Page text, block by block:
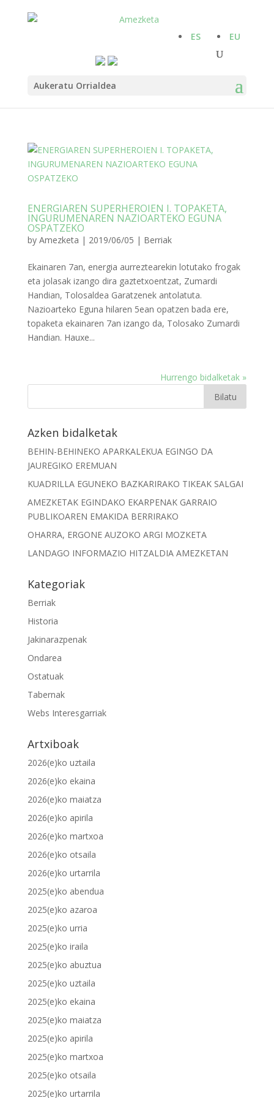
Aukeratu Orrialdea
ES EU
ENERGIAREN SUPERHEROIEN I. TOPAKETA,
INGURUMENAREN NAZIOARTEKO EGUNA
OSPATZEKO
by Amezketa | 2019/06/05 | Berriak
Ekainaren 7an, energia aurreztearekin lotutako frogak
eta jolasak izango dira gaztetxoentzat, Zumardi
Handian, Tolosaldea Garatzenek antolatuta.
Nazioarteko Eguna hilaren 5ean opatzen bada ere,
topaketa ekainaren 7an izango da, Tolosako Zumardi
Handian. Hauxe...
Hurrengo bidalketak »
Azken bidalketak
BEHIN-BEHINEKO APARKALEKUA EGINGO DA
JAUREGIKO EREMUAN
KUADRILLA EGUNEKO BAZKARIRAKO TIKEAK SALGAI
AMEZKETAK EGINDAKO EKARPENAK GARRAIO
PUBLIKOAREN EMAKIDA BERRIRAKO
OHARRA, ERGONE AUZOKO ARGI MOZKETA
LANDAGO INFORMAZIO HITZALDIA AMEZKETAN
Kategoriak
Berriak
Historia
Jakinarazpenak
Ondarea
Ostatuak
Tabernak
Webs Interesgarriak
Artxiboak
2026(e)ko uztaila
2026(e)ko ekaina
2026(e)ko maiatza
2026(e)ko apirila
2026(e)ko martxoa
2026(e)ko otsaila
2026(e)ko urtarrila
2025(e)ko abendua
2025(e)ko azaroa
2025(e)ko urria
2025(e)ko iraila
2025(e)ko abuztua
2025(e)ko uztaila
2025(e)ko ekaina
2025(e)ko maiatza
2025(e)ko apirila
2025(e)ko martxoa
2025(e)ko otsaila
2025(e)ko urtarrila